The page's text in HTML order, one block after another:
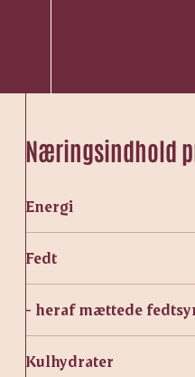
Næringsindhold
Energi
Fedt
- heraf mættede
Kulhydrater